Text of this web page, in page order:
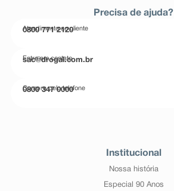
Precisa de ajuda?
Atendimento ao cliente
0800 771 2120
Entre em contato
sac@drogal.com.br
Compre pelo telefone
0800 347 0000
Institucional
Nossa história
Especial 90 Anos